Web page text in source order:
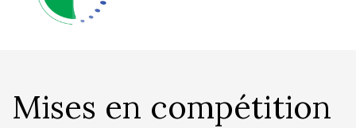
Mises en compétition